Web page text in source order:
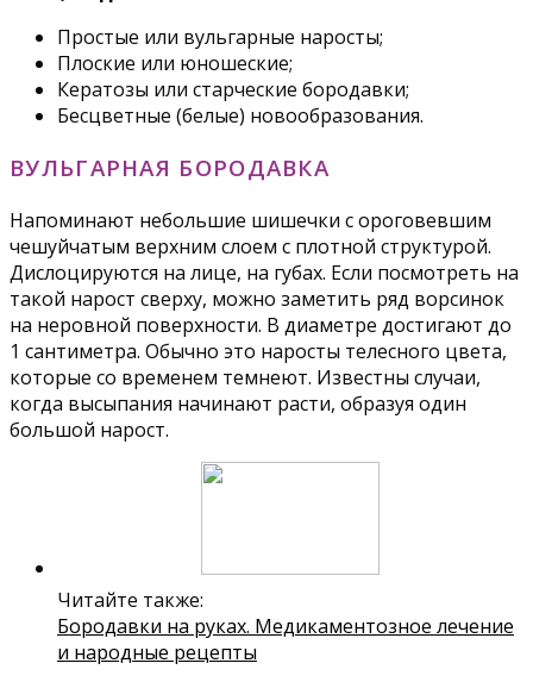
Простые или вульгарные наросты;
Плоские или юношеские;
Кератозы или старческие бородавки;
Бесцветные (белые) новообразования.
ВУЛЬГАРНАЯ БОРОДАВКА
Напоминают небольшие шишечки с ороговевшим
чешуйчатым верхним слоем с плотной структурой.
Дислоцируются на лице, на губах. Если посмотреть на
такой нарост сверху, можно заметить ряд ворсинок
на неровной поверхности. В диаметре достигают до
1 сантиметра. Обычно это наросты телесного цвета,
которые со временем темнеют. Известны случаи,
когда высыпания начинают расти, образуя один
большой нарост.
Читайте также:
Бородавки на руках. Медикаментозное лечение
и народные рецепты